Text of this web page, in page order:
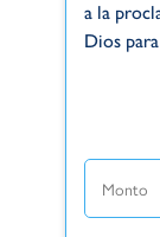
a la
Dios